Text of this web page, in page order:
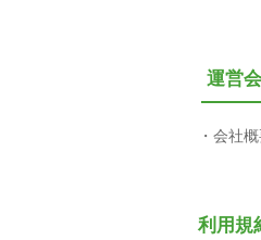
運営
会社
利用規